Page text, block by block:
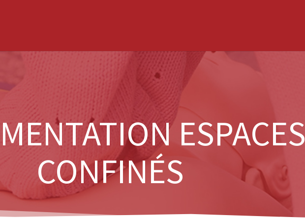
ESPACES
CONFINÉS